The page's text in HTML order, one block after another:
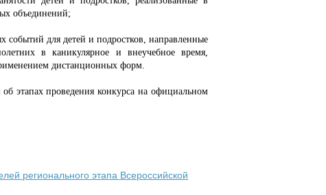
объединений;
событий для детей и подростков, направленные
в каникулярное и внеучебное время,
дистанционных форм.
этапах проведения конкурса на официальном
регионального этапа Всероссийской